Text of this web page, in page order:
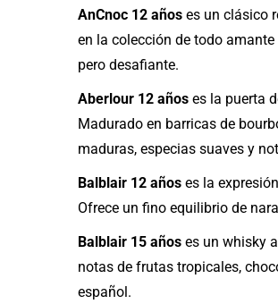
AnCnoc 12 años es un clásico
en la colección de todo
pero desafiante.
Aberlour 12 años es la puerta
Madurado en barricas de
maduras, especias suaves y
Balblair 12 años es la
Ofrece un fino equilibrio de
Balblair 15 años es un whisky
notas de frutas tropicales,
español.